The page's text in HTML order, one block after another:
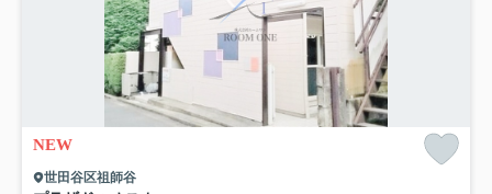
NEW
世田谷区祖師谷